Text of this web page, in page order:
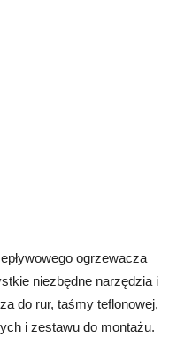
ogrzewacza
niezbędne narzędzia i
do rur, taśmy teflonowej,
i zestawu do montażu.